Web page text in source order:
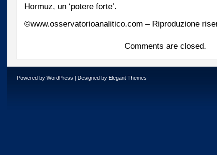
Hormuz, un ‘potere forte’.
©www.osservatorioanalitico.com – Riproduzione
Comments are closed.
Powered by WordPress | Designed by Elegant Themes